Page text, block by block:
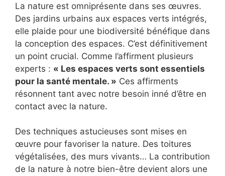
La nature est omniprésente dans ses œuvres.
Des jardins urbains aux espaces verts intégrés,
elle plaide pour une biodiversité bénéfique dans
la conception des espaces. C’est définitivement
un point crucial. Comme l’affirment plusieurs
experts : « Les espaces verts sont essentiels
pour la santé mentale. » Ces affirments
résonnent tant avec notre besoin inné d’être en
contact avec la nature.
Des techniques astucieuses sont mises en
œuvre pour favoriser la nature. Des toitures
végétalisées, des murs vivants… La contribution
de la nature à notre bien-être devient alors une